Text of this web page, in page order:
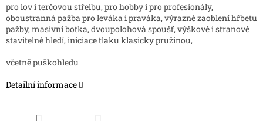
pro lov i terčovou střelbu, pro hobby i pro profesionály,
oboustranná pažba pro leváka i praváka, výrazné zaoblení hřbetu
pažby, masivní botka, dvoupolohová spoušť, výškově i stranově
stavitelné hledí, iniciace tlaku klasicky pružinou,
včetně puškohledu
Detailní informace